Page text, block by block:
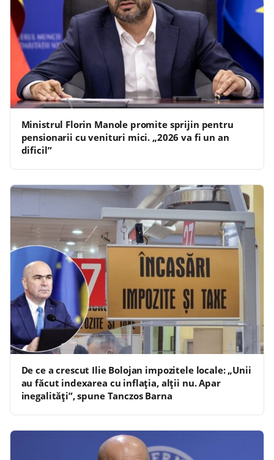
Ministrul Florin Manole promite sprijin pentru
pensionarii cu venituri mici. „2026 va fi un an
dificil”
De ce a crescut Ilie Bolojan impozitele locale: „Unii
au făcut indexarea cu inflația, alții nu. Apar
inegalități”, spune Tanczos Barna